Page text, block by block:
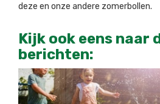
deze en onze andere zomerbollen.
Kijk ook eens naar
berichten: